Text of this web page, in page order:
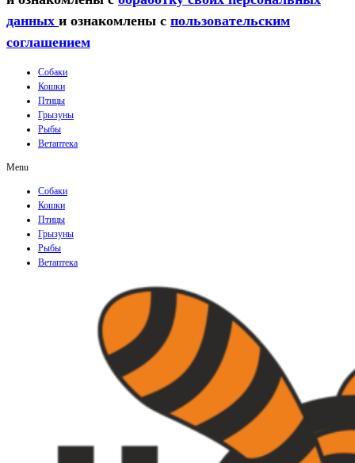
данных и ознакомлены с пользовательским
соглашением
Собаки
Кошки
Птицы
Грызуны
Рыбы
Ветаптека
Menu
Собаки
Кошки
Птицы
Грызуны
Рыбы
Ветаптека